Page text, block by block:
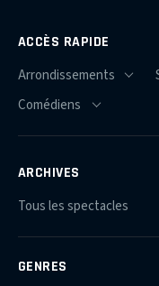
ACCÈS RAPIDE
ARCHIVES
Tous les spectacles
GENRES